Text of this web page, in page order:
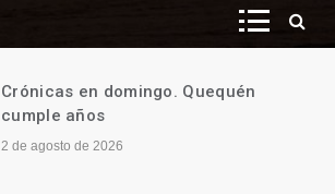
Crónicas en domingo. Quequén
cumple años
2 de agosto de 2026